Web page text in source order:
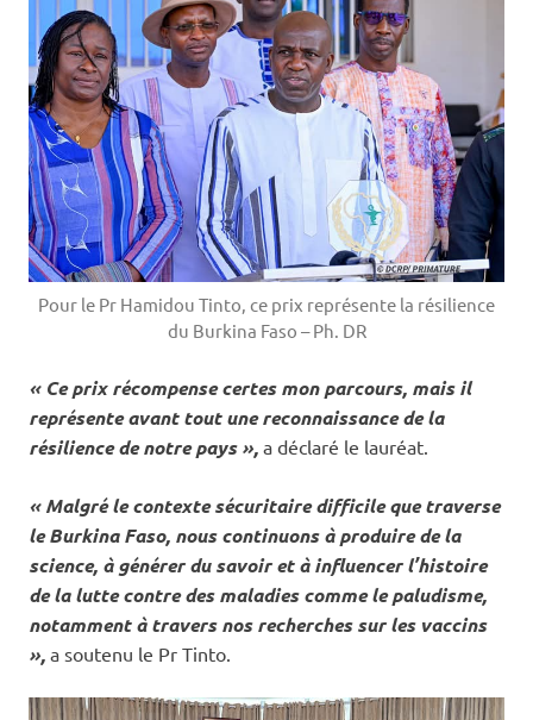
Pour le Pr Hamidou Tinto, ce prix représente la résilience
du Burkina Faso – Ph. DR
« Ce prix récompense certes mon parcours, mais il
représente avant tout une reconnaissance de la
résilience de notre pays », a déclaré le lauréat.
« Malgré le contexte sécuritaire difficile que traverse
le Burkina Faso, nous continuons à produire de la
science, à générer du savoir et à influencer l’histoire
de la lutte contre des maladies comme le paludisme,
notamment à travers nos recherches sur les vaccins
», a soutenu le Pr Tinto.